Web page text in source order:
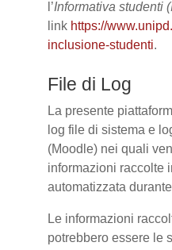
l’Informativa studenti
link https://
inclusione-studenti.
File di Log
La presente
log file di sistema e
(Moodle) nei quali
informazioni raccolte
automatizzata
Le informazioni
potrebbero essere le